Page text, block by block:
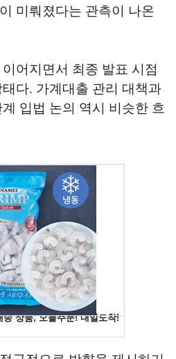
미뤄졌다는 관측이 나온
어지면서 최종 발표 시점
다. 가계대출 관리 대책과
입법 논의 역시 비슷한 흐